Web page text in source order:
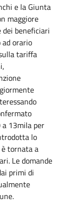
e la Giunta
maggiore
dei beneficiari
orario
tariffa
a 13mila per
lo
tornata a
Le domande
primi di